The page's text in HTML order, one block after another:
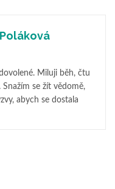
Miluji běh, čtu
se žít vědomě,
abych se dostala